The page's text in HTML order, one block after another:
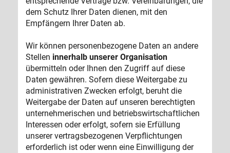
dem Schutz Ihrer Daten dienen, mit den
Empfängern Ihrer Daten ab.
Wir können personenbezogene Daten an andere
Stellen innerhalb unserer Organisation
übermitteln oder Ihnen den Zugriff auf diese
Daten gewähren. Sofern diese Weitergabe zu
administrativen Zwecken erfolgt, beruht die
Weitergabe der Daten auf unseren berechtigten
unternehmerischen und betriebswirtschaftlichen
Interessen oder erfolgt, sofern sie Erfüllung
unserer vertragsbezogenen Verpflichtungen
erforderlich ist oder wenn eine Einwilligung der